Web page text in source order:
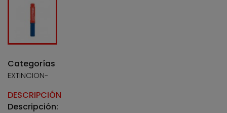
Categorías
EXTINCION-
DESCRIPCIÓN
Descripción: